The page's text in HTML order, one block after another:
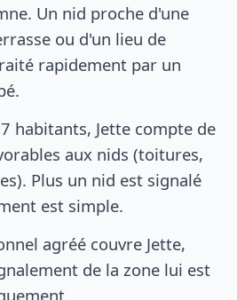
Un nid proche d'une
ou d'un lieu de
rapidement par un
habitants, Jette compte de
aux nids (toitures,
Plus un nid est signalé
est simple.
agréé couvre Jette,
de la zone lui est